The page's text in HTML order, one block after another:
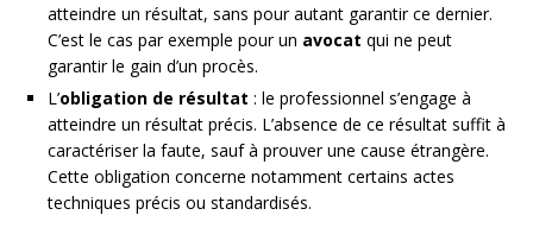
atteindre un résultat, sans pour autant garantir ce dernier.
C’est le cas par exemple pour un avocat qui ne peut
garantir le gain d’un procès.
L’obligation de résultat : le professionnel s’engage à
atteindre un résultat précis. L’absence de ce résultat suffit à
caractériser la faute, sauf à prouver une cause étrangère.
Cette obligation concerne notamment certains actes
techniques précis ou standardisés.